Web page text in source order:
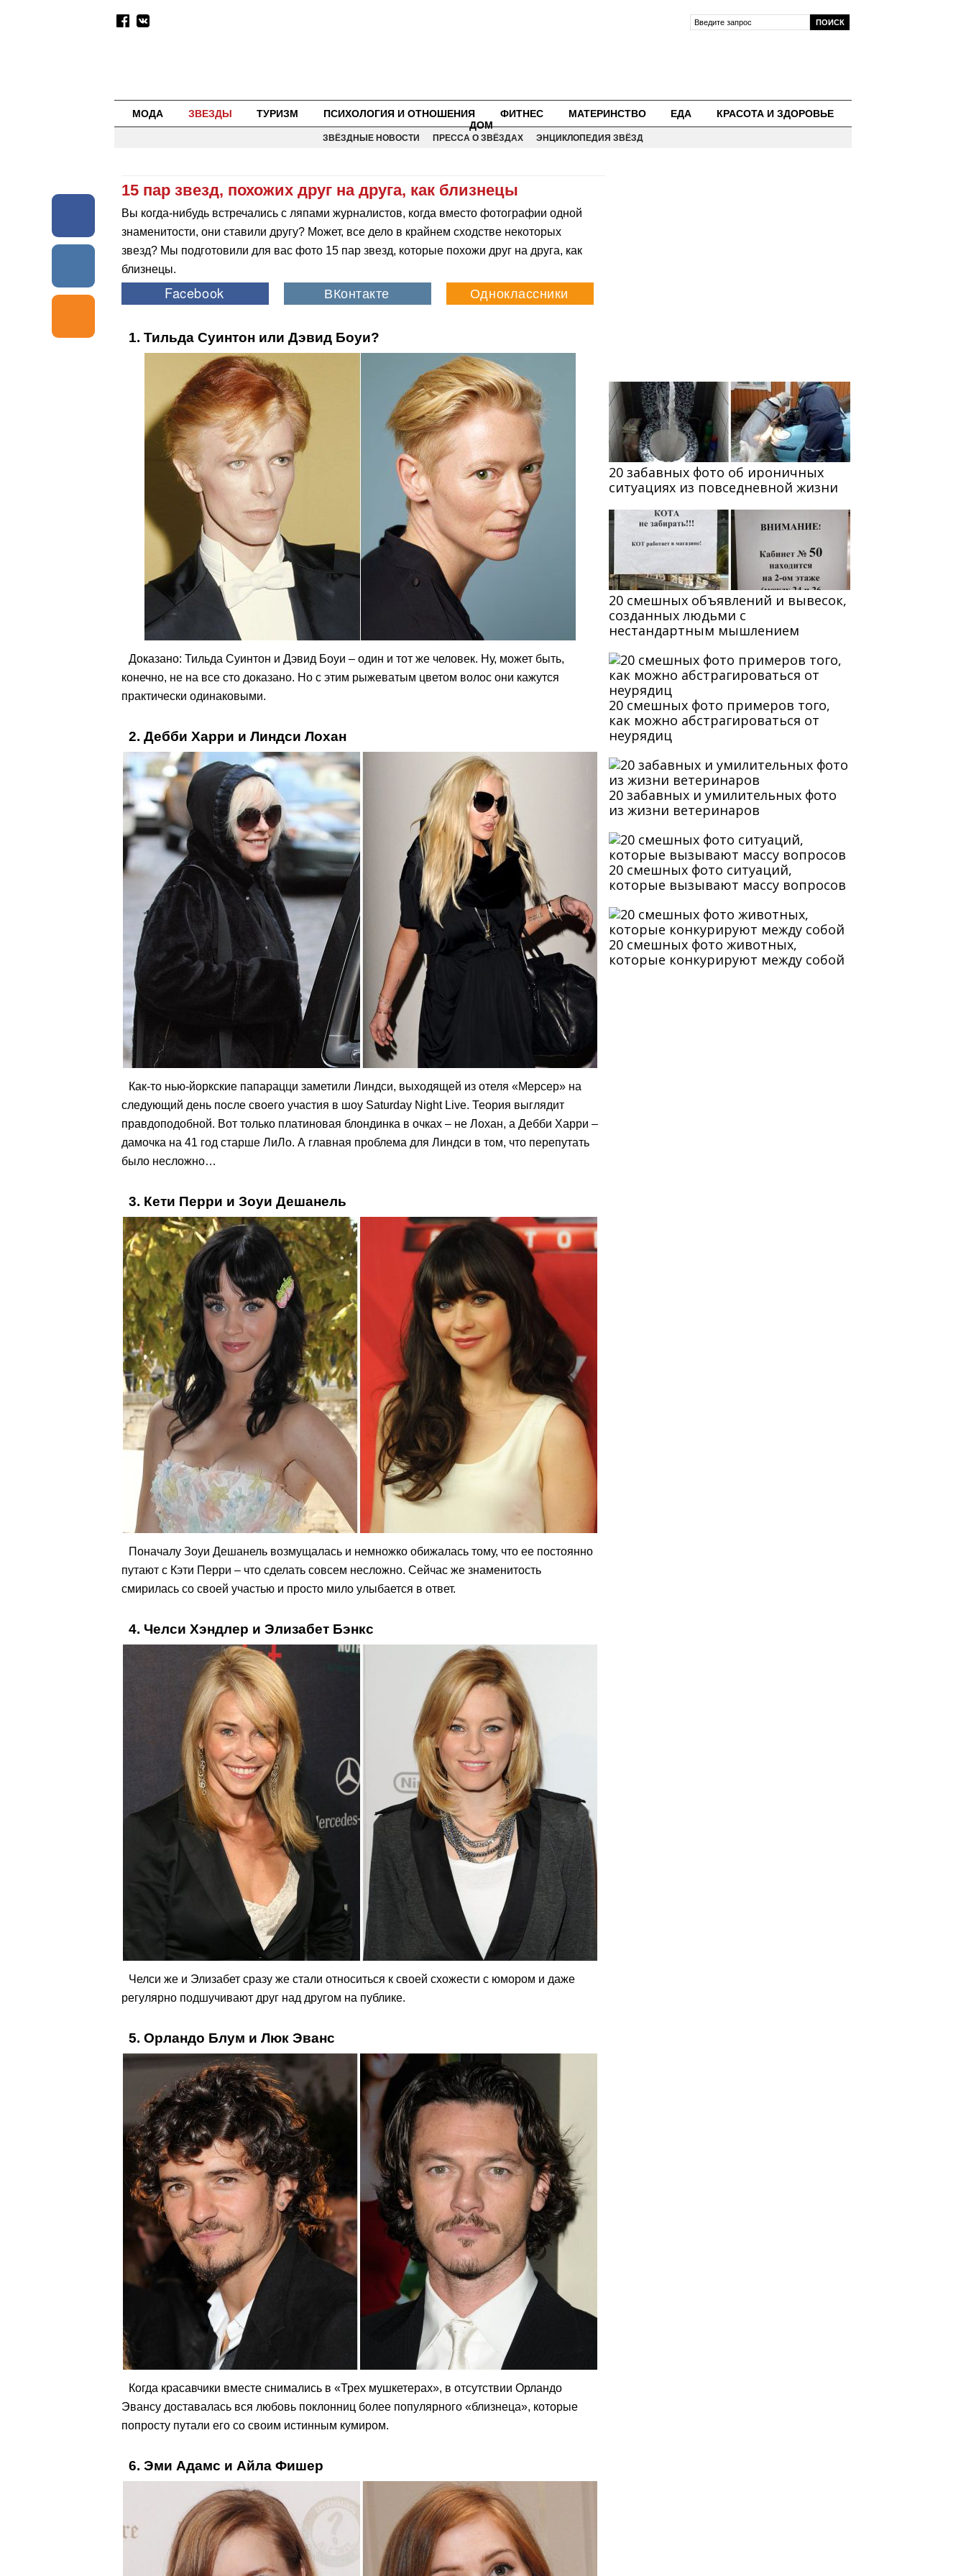
МОДА ЗВЕЗДЫ ТУРИЗМ ПСИХОЛОГИЯ И ОТНОШЕНИЯ ФИТНЕС МАТЕРИНСТВО ЕДА
КРАСОТА И ЗДОРОВЬЕ
ДОМ
ЗВЁЗДНЫЕ НОВОСТИ ПРЕССА О ЗВЁЗДАХ ЭНЦИКЛОПЕДИЯ ЗВЁЗД
15 пар звезд, похожих друг на друга, как близнецы
Вы когда-нибудь встречались с ляпами журналистов, когда вместо фотографии одной
знаменитости, они ставили другу? Может, все дело в крайнем сходстве некоторых
звезд? Мы подготовили для вас фото 15 пар звезд, которые похожи друг на друга, как
близнецы.
1. Тильда Суинтон или Дэвид Боуи?
Доказано: Тильда Суинтон и Дэвид Боуи – один и тот же человек. Ну, может быть,
конечно, не на все сто доказано. Но с этим рыжеватым цветом волос они кажутся
практически одинаковыми.
2. Дебби Харри и Линдси Лохан
Как-то нью-йоркские папарацци заметили Линдси, выходящей из отеля «Мерсер» на
следующий день после своего участия в шоу Saturday Night Live. Теория выглядит
правдоподобной. Вот только платиновая блондинка в очках – не Лохан, а Дебби Харри –
дамочка на 41 год старше ЛиЛо. А главная проблема для Линдси в том, что перепутать
было несложно…
3. Кети Перри и Зоуи Дешанель
Поначалу Зоуи Дешанель возмущалась и немножко обижалась тому, что ее постоянно
путают с Кэти Перри – что сделать совсем несложно. Сейчас же знаменитость
смирилась со своей участью и просто мило улыбается в ответ.
4. Челси Хэндлер и Элизабет Бэнкс
Челси же и Элизабет сразу же стали относиться к своей схожести с юмором и даже
регулярно подшучивают друг над другом на публике.
5. Орландо Блум и Люк Эванс
Когда красавчики вместе снимались в «Трех мушкетерах», в отсутствии Орландо
Эвансу доставалась вся любовь поклонниц более популярного «близнеца», которые
попросту путали его со своим истинным кумиром.
6. Эми Адамс и Айла Фишер
20 забавных фото об ироничных
ситуациях из повседневной жизни
20 смешных объявлений и вывесок,
созданных людьми с
нестандартным мышлением
20 смешных фото примеров того,
как можно абстрагироваться от
неурядиц
20 забавных и умилительных фото
из жизни ветеринаров
20 смешных фото ситуаций,
которые вызывают массу вопросов
20 смешных фото животных,
которые конкурируют между собой